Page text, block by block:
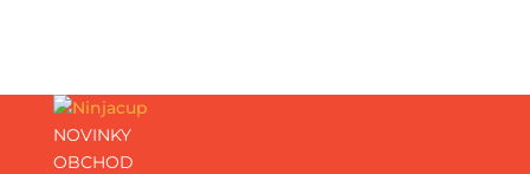
NOVINKY
OBCHOD